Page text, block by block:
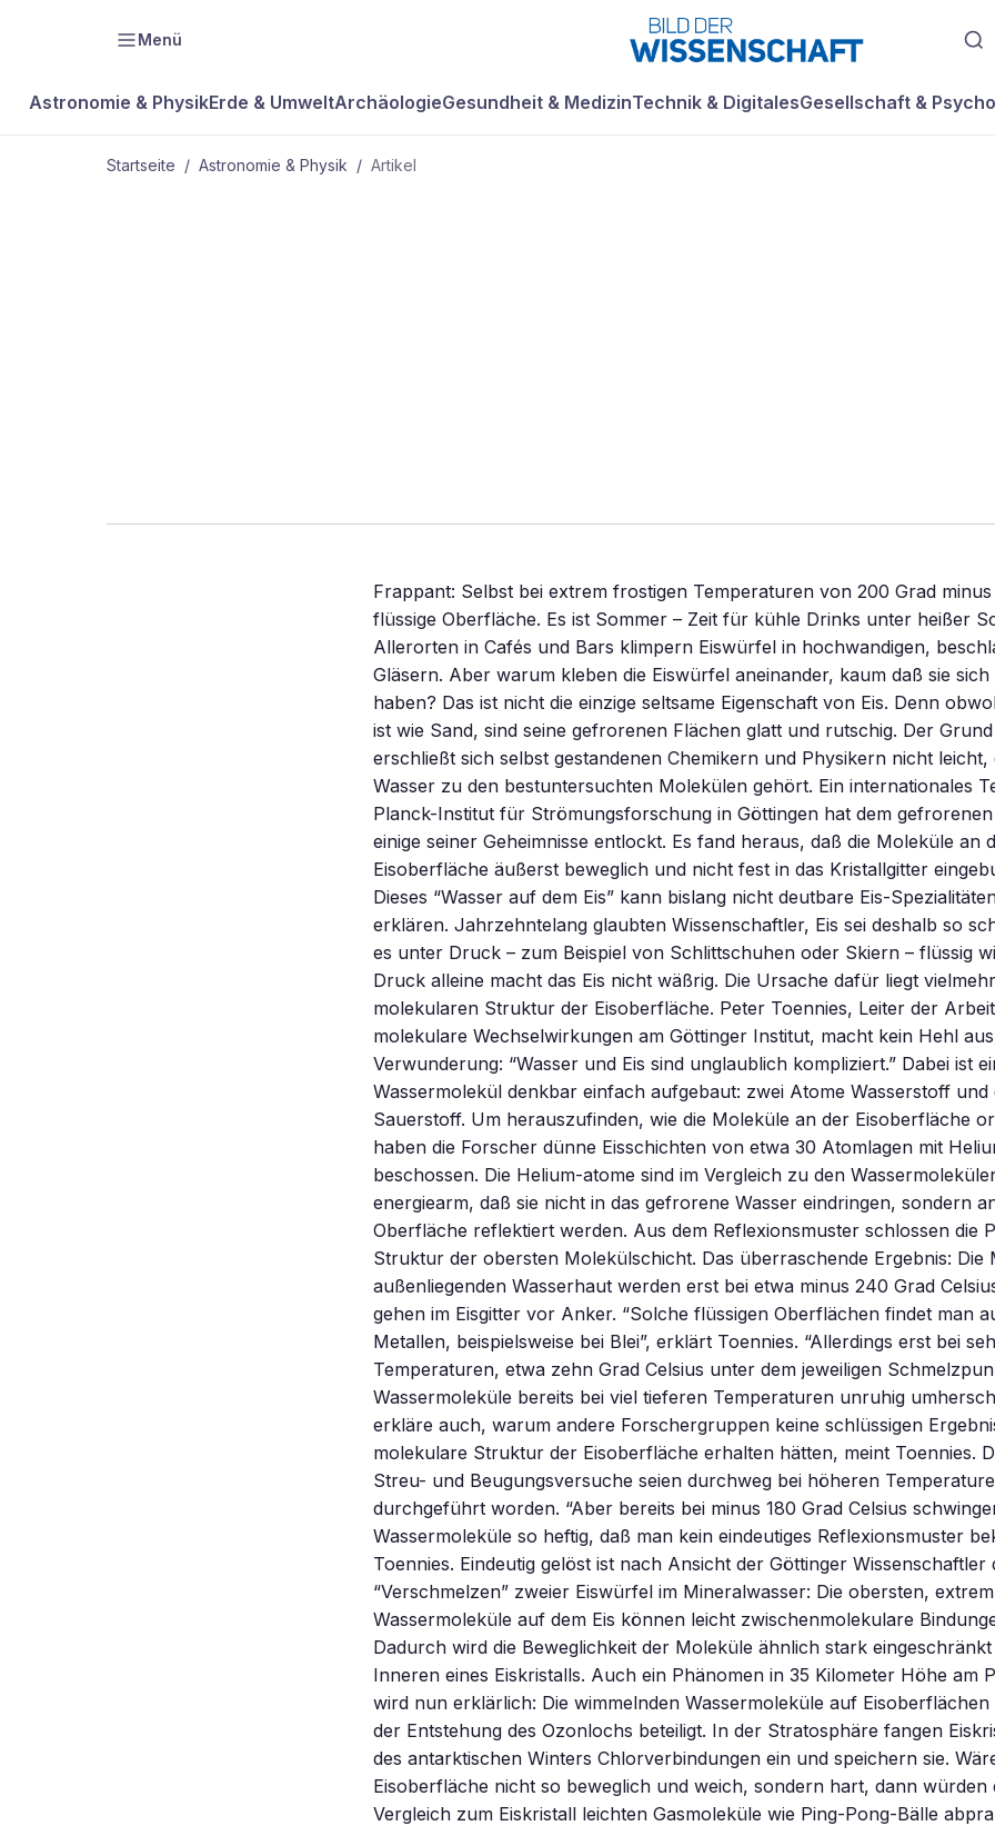
Menü
Astronomie & PhysikErde & UmweltArchäologieGesundheit & MedizinTechnik & DigitalesGesellschaft &
Startseite / Astronomie & Physik / Artikel
Frappant: Selbst bei extrem frostigen Temperaturen von 200 Grad minus
flüssige Oberfläche. Es ist Sommer – Zeit für kühle Drinks unter heißer
Allerorten in Cafés und Bars klimpern Eiswürfel in hochwandigen,
Gläsern. Aber warum kleben die Eiswürfel aneinander, kaum daß sie
haben? Das ist nicht die einzige seltsame Eigenschaft von Eis. Denn
ist wie Sand, sind seine gefrorenen Flächen glatt und rutschig. Der
erschließt sich selbst gestandenen Chemikern und Physikern nicht
Wasser zu den bestuntersuchten Molekülen gehört. Ein internationales
Planck-Institut für Strömungsforschung in Göttingen hat dem
einige seiner Geheimnisse entlockt. Es fand heraus, daß die Moleküle an
Eisoberfläche äußerst beweglich und nicht fest in das Kristallgitter
Dieses “Wasser auf dem Eis” kann bislang nicht deutbare Eis-
erklären. Jahrzehntelang glaubten Wissenschaftler, Eis sei deshalb so
es unter Druck – zum Beispiel von Schlittschuhen oder Skiern – flüssig
Druck alleine macht das Eis nicht wäßrig. Die Ursache dafür liegt
molekularen Struktur der Eisoberfläche. Peter Toennies, Leiter der
molekulare Wechselwirkungen am Göttinger Institut, macht kein Hehl
Verwunderung: “Wasser und Eis sind unglaublich kompliziert.” Dabei ist
Wassermolekül denkbar einfach aufgebaut: zwei Atome Wasserstoff und
Sauerstoff. Um herauszufinden, wie die Moleküle an der Eisoberfläche
haben die Forscher dünne Eisschichten von etwa 30 Atomlagen mit
beschossen. Die Helium-atome sind im Vergleich zu den
energiearm, daß sie nicht in das gefrorene Wasser eindringen, sondern
Oberfläche reflektiert werden. Aus dem Reflexionsmuster schlossen die
Struktur der obersten Molekülschicht. Das überraschende Ergebnis: Die
außenliegenden Wasserhaut werden erst bei etwa minus 240 Grad
gehen im Eisgitter vor Anker. “Solche flüssigen Oberflächen findet man
Metallen, beispielsweise bei Blei”, erklärt Toennies. “Allerdings erst bei
Temperaturen, etwa zehn Grad Celsius unter dem jeweiligen
Wassermoleküle bereits bei viel tieferen Temperaturen unruhig
erkläre auch, warum andere Forschergruppen keine schlüssigen
molekulare Struktur der Eisoberfläche erhalten hätten, meint Toennies.
Streu- und Beugungsversuche seien durchweg bei höheren
durchgeführt worden. “Aber bereits bei minus 180 Grad Celsius
Wassermoleküle so heftig, daß man kein eindeutiges Reflexionsmuster
Toennies. Eindeutig gelöst ist nach Ansicht der Göttinger Wissenschaftler
“Verschmelzen” zweier Eiswürfel im Mineralwasser: Die obersten,
Wassermoleküle auf dem Eis können leicht zwischenmolekulare
Dadurch wird die Beweglichkeit der Moleküle ähnlich stark eingeschränkt
Inneren eines Eiskristalls. Auch ein Phänomen in 35 Kilometer Höhe am
wird nun erklärlich: Die wimmelnden Wassermoleküle auf
der Entstehung des Ozonlochs beteiligt. In der Stratosphäre fangen
des antarktischen Winters Chlorverbindungen ein und speichern sie.
Eisoberfläche nicht so beweglich und weich, sondern hart, dann würden
Vergleich zum Eiskristall leichten Gasmoleküle wie Ping-Pong-Bälle